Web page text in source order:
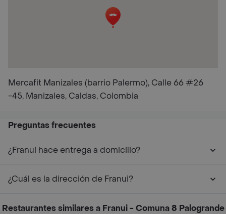
Mercafit Manizales (barrio Palermo), Calle 66 #26
-45, Manizales, Caldas, Colombia
Preguntas frecuentes
¿Franui hace entrega a domicilio?
¿Cuál es la dirección de Franui?
Restaurantes similares a Franui - Comuna 8 Palogrande